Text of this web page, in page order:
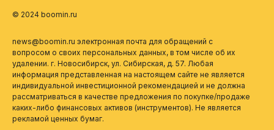
© 2024 boomin.ru
news@boomin.ru электронная почта для обращений с
вопросом о своих персональных данных, в том числе об их
удалении. г. Новосибирск, ул. Сибирская, д. 57. Любая
информация представленная на настоящем сайте не является
индивидуальной инвестиционной рекомендацией и не должна
рассматриваться в качестве предложения по покупке/продаже
каких-либо финансовых активов (инструментов). Не является
рекламой ценных бумаг.